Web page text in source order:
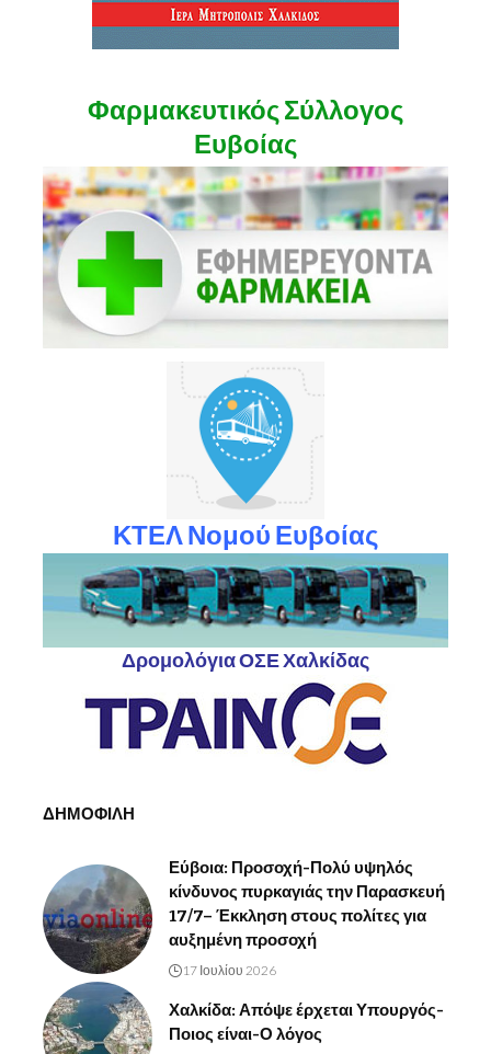
Φαρμακευτικός Σύλλογος
Ευβοίας
ΚΤΕΛ Νομού Ευβοίας
Δρομολόγια ΟΣΕ Χαλκίδας
ΔΗΜΟΦΙΛΗ
Εύβοια: Προσοχή-Πολύ υψηλός
κίνδυνος πυρκαγιάς την Παρασκευή
17/7– Έκκληση στους πολίτες για
αυξημένη προσοχή
17 Ιουλίου 2026
Χαλκίδα: Απόψε έρχεται Υπουργός-
Ποιος είναι-Ο λόγος